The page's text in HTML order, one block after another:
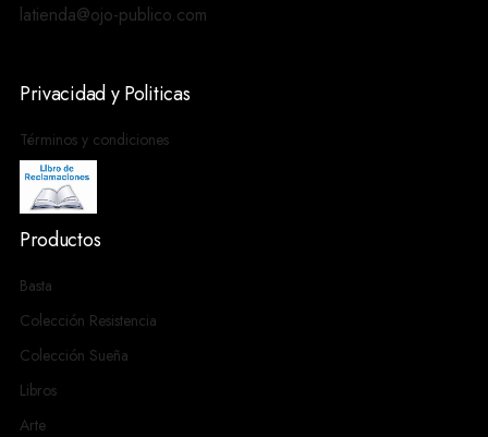
latienda@ojo-publico.com
Privacidad y Politicas
Términos y condiciones
Productos
Basta
Colección Resistencia
Colección Sueña
Libros
Arte